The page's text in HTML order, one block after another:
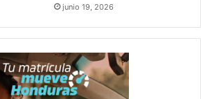
junio 19, 2026